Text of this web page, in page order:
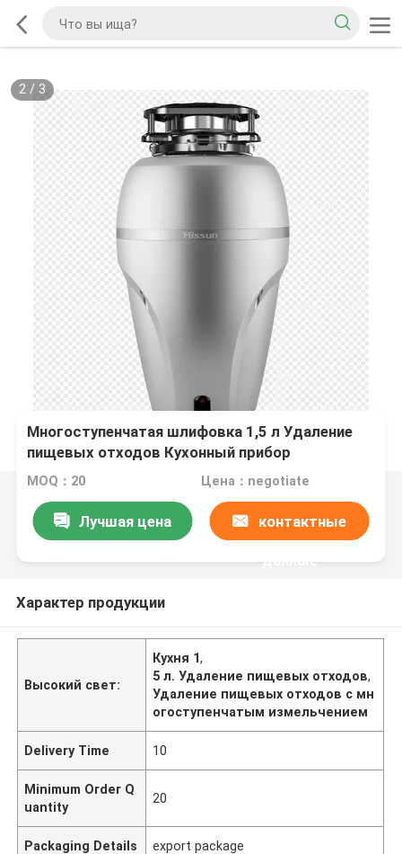
2/ 3
Многоступенчатая шлифовка 1,5 л Удаление
пищевых отходов Кухонный прибор
200*200*400 мм
MOQ：20 Цена：negotiate
Лучшая цена контактные
данные
Характер продукции
Высокий свет:
Кухня 1,
5 л. Удаление пищевых отходов,
Удаление пищевых отходов с мн
огоступенчатым измельчением
Delivery Time 10
Minimum Order Q
uantity
20
Packaging Details export package